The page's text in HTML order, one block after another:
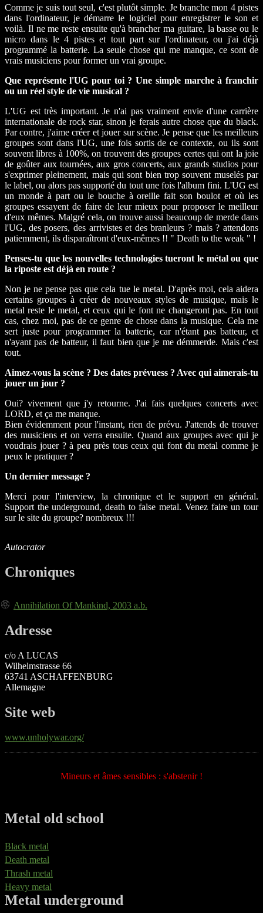
Comme je suis tout seul, c'est plutôt simple. Je branche mon 4 pistes
dans l'ordinateur, je démarre le logiciel pour enregistrer le son et
voilà. Il ne me reste ensuite qu'à brancher ma guitare, la basse ou le
micro dans le 4 pistes et tout part sur l'ordinateur, ou j'ai déjà
programmé la batterie. La seule chose qui me manque, ce sont de
vrais musiciens pour former un vrai groupe.
Que représente l'UG pour toi ? Une simple marche à franchir
ou un réel style de vie musical ?
L'UG est très important. Je n'ai pas vraiment envie d'une carrière
internationale de rock star, sinon je ferais autre chose que du black.
Par contre, j'aime créer et jouer sur scène. Je pense que les meilleurs
groupes sont dans l'UG, une fois sortis de ce contexte, ou ils sont
souvent libres à 100%, on trouvent des groupes certes qui ont la joie
de goûter aux tournées, aux gros concerts, aux grands studios pour
s'exprimer pleinement, mais qui sont bien trop souvent muselés par
le label, ou alors pas supporté du tout une fois l'album fini. L'UG est
un monde à part ou le bouche à oreille fait son boulot et où les
groupes essayent de faire de leur mieux pour proposer le meilleur
d'eux mêmes. Malgré cela, on trouve aussi beaucoup de merde dans
l'UG, des posers, des arrivistes et des branleurs ? mais ? attendons
patiemment, ils disparaîtront d'eux-mêmes !! " Death to the weak " !
Penses-tu que les nouvelles technologies tueront le métal ou que
la riposte est déjà en route ?
Non je ne pense pas que cela tue le metal. D'après moi, cela aidera
certains groupes à créer de nouveaux styles de musique, mais le
metal reste le metal, et ceux qui le font ne changeront pas. En tout
cas, chez moi, pas de ce genre de chose dans la musique. Cela me
sert juste pour programmer la batterie, car n'étant pas batteur, et
n'ayant pas de batteur, il faut bien que je me démmerde. Mais c'est
tout.
Aimez-vous la scène ? Des dates prévuess ? Avec qui aimerais-tu
jouer un jour ?
Oui? vivement que j'y retourne. J'ai fais quelques concerts avec
LORD, et ça me manque.
Bien évidemment pour l'instant, rien de prévu. J'attends de trouver
des musiciens et on verra ensuite. Quand aux groupes avec qui je
voudrais jouer ? à peu près tous ceux qui font du metal comme je
peux le pratiquer ?
Un dernier message ?
Merci pour l'interview, la chronique et le support en général.
Support the underground, death to false metal. Venez faire un tour
sur le site du groupe? nombreux !!!
Autocrator
Chroniques
Annihilation Of Mankind, 2003 a.b.
Adresse
c/o A LUCAS
Wilhelmstrasse 66
63741 ASCHAFFENBURG
Allemagne
Site web
www.unholywar.org/
Mineurs et âmes sensibles : s'abstenir !
Metal old school
Black metal
Death metal
Thrash metal
Heavy metal
Metal underground